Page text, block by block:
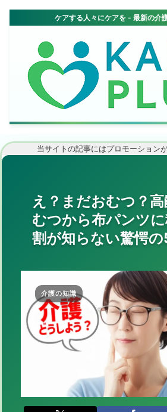
当サイトの記事にはプロモーション
え？まだおむつ？
むつから布パンツ
割が知らない驚愕
介護の知識